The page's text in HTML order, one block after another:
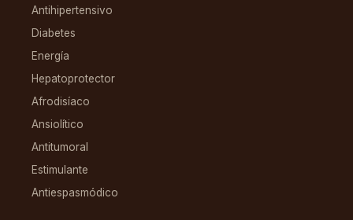
Antihipertensivo
Diabetes
Energía
Hepatoprotector
Afrodisíaco
Ansiolítico
Antitumoral
Estimulante
Antiespasmódico